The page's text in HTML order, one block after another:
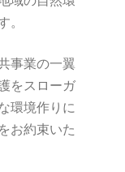
事業の一翼
をスローガ
環境作りに
お約束いた